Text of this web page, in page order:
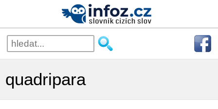
quadripara